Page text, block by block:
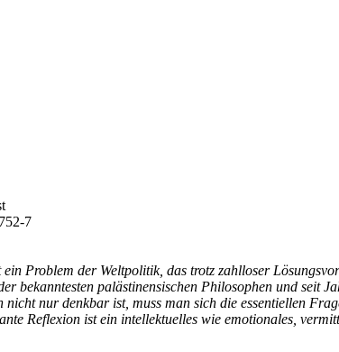
7
Problem der Weltpolitik, das trotz zahlloser
bekanntesten palästinensischen Philosophen und seit
nur denkbar ist, muss man sich die essentiellen
Reflexion ist ein intellektuelles wie emotionales,